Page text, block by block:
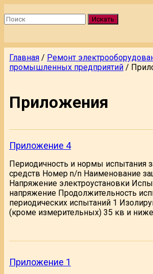
Искать
Главная / Ремонт
промышленных предприятий /
Приложения
Приложение 4
Периодичность и нормы испытания
средств Номер n/n Наименование
Напряжение электроустановки
напряжение Продолжительность
периодических испытаний 1
(кроме измерительных) 35 кв и
Приложение 1